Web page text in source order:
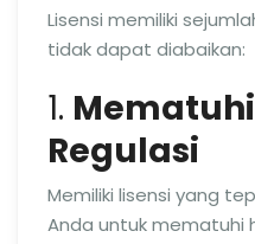
Lisensi memiliki
tidak dapat diabaikan:
1.
Regulasi
Memiliki lisensi yang
Anda untuk mematuhi